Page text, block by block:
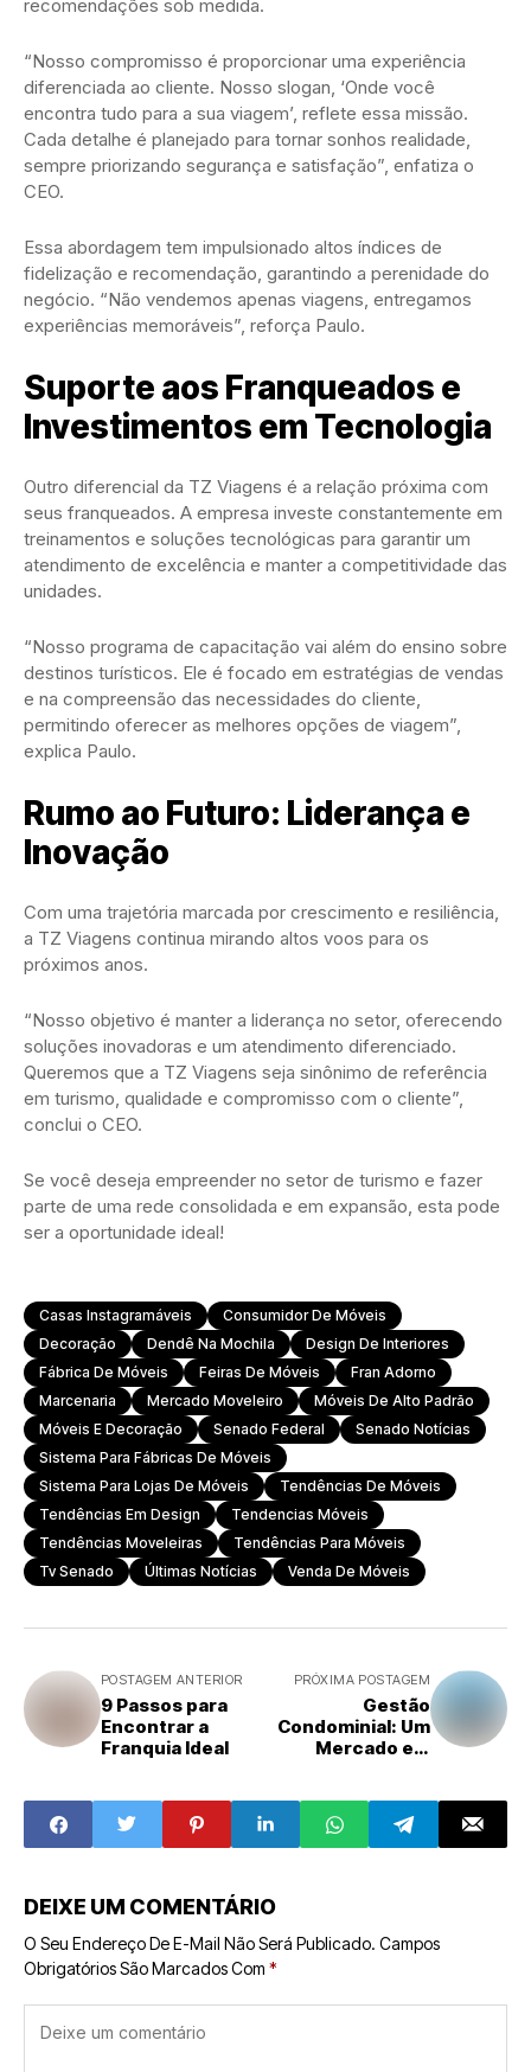
recomendações sob medida.
“Nosso compromisso é proporcionar uma experiência
diferenciada ao cliente. Nosso slogan, ‘Onde você
encontra tudo para a sua viagem’, reflete essa missão.
Cada detalhe é planejado para tornar sonhos realidade,
sempre priorizando segurança e satisfação”, enfatiza o
CEO.
Essa abordagem tem impulsionado altos índices de
fidelização e recomendação, garantindo a perenidade do
negócio. “Não vendemos apenas viagens, entregamos
experiências memoráveis”, reforça Paulo.
Suporte aos Franqueados e
Investimentos em Tecnologia
Outro diferencial da TZ Viagens é a relação próxima com
seus franqueados. A empresa investe constantemente em
treinamentos e soluções tecnológicas para garantir um
atendimento de excelência e manter a competitividade das
unidades.
“Nosso programa de capacitação vai além do ensino sobre
destinos turísticos. Ele é focado em estratégias de vendas
e na compreensão das necessidades do cliente,
permitindo oferecer as melhores opções de viagem”,
explica Paulo.
Rumo ao Futuro: Liderança e
Inovação
Com uma trajetória marcada por crescimento e resiliência,
a TZ Viagens continua mirando altos voos para os
próximos anos.
“Nosso objetivo é manter a liderança no setor, oferecendo
soluções inovadoras e um atendimento diferenciado.
Queremos que a TZ Viagens seja sinônimo de referência
em turismo, qualidade e compromisso com o cliente”,
conclui o CEO.
Se você deseja empreender no setor de turismo e fazer
parte de uma rede consolidada e em expansão, esta pode
ser a oportunidade ideal!
Casas Instagramáveis
Consumidor De Móveis
Decoração
Dendê Na Mochila
Design De Interiores
Fábrica De Móveis
Feiras De Móveis
Fran Adorno
Marcenaria
Mercado Moveleiro
Móveis De Alto Padrão
Móveis E Decoração
Senado Federal
Senado Notícias
Sistema Para Fábricas De Móveis
Sistema Para Lojas De Móveis
Tendências De Móveis
Tendências Em Design
Tendencias Móveis
Tendências Moveleiras
Tendências Para Móveis
Tv Senado
Últimas Notícias Venda De Móveis
POSTAGEM ANTERIOR
9 Passos para
Encontrar a
Franquia Ideal
PRÓXIMA POSTAGEM
Gestão
Condominial: Um
Mercado em
Empreendedores
DEIXE UM COMENTÁRIO
O Seu Endereço De E-Mail Não Será Publicado. Campos
Obrigatórios São Marcados Com *